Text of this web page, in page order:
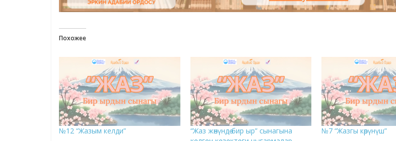
Похожее
№12 “Жазым келди”
“Жаз жөнүндө бир ыр” сынагына
№7 “Жазгы көрүнүш”